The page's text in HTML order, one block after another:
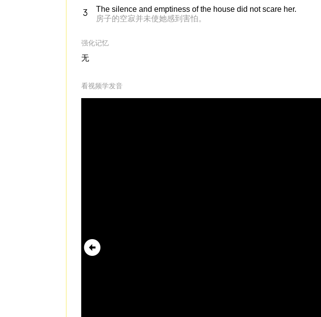
The silence and emptiness of the house did not scare her.
房子的空寂并未使她感到害怕。
强化记忆
无
看视频学发音